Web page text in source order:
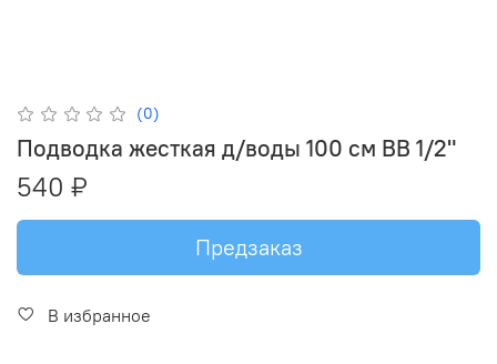
(0)
Подводка жесткая д/воды 100 см ВВ 1/2"
540 ₽
Предзаказ
В избранное